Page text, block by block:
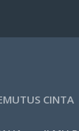
CINTA